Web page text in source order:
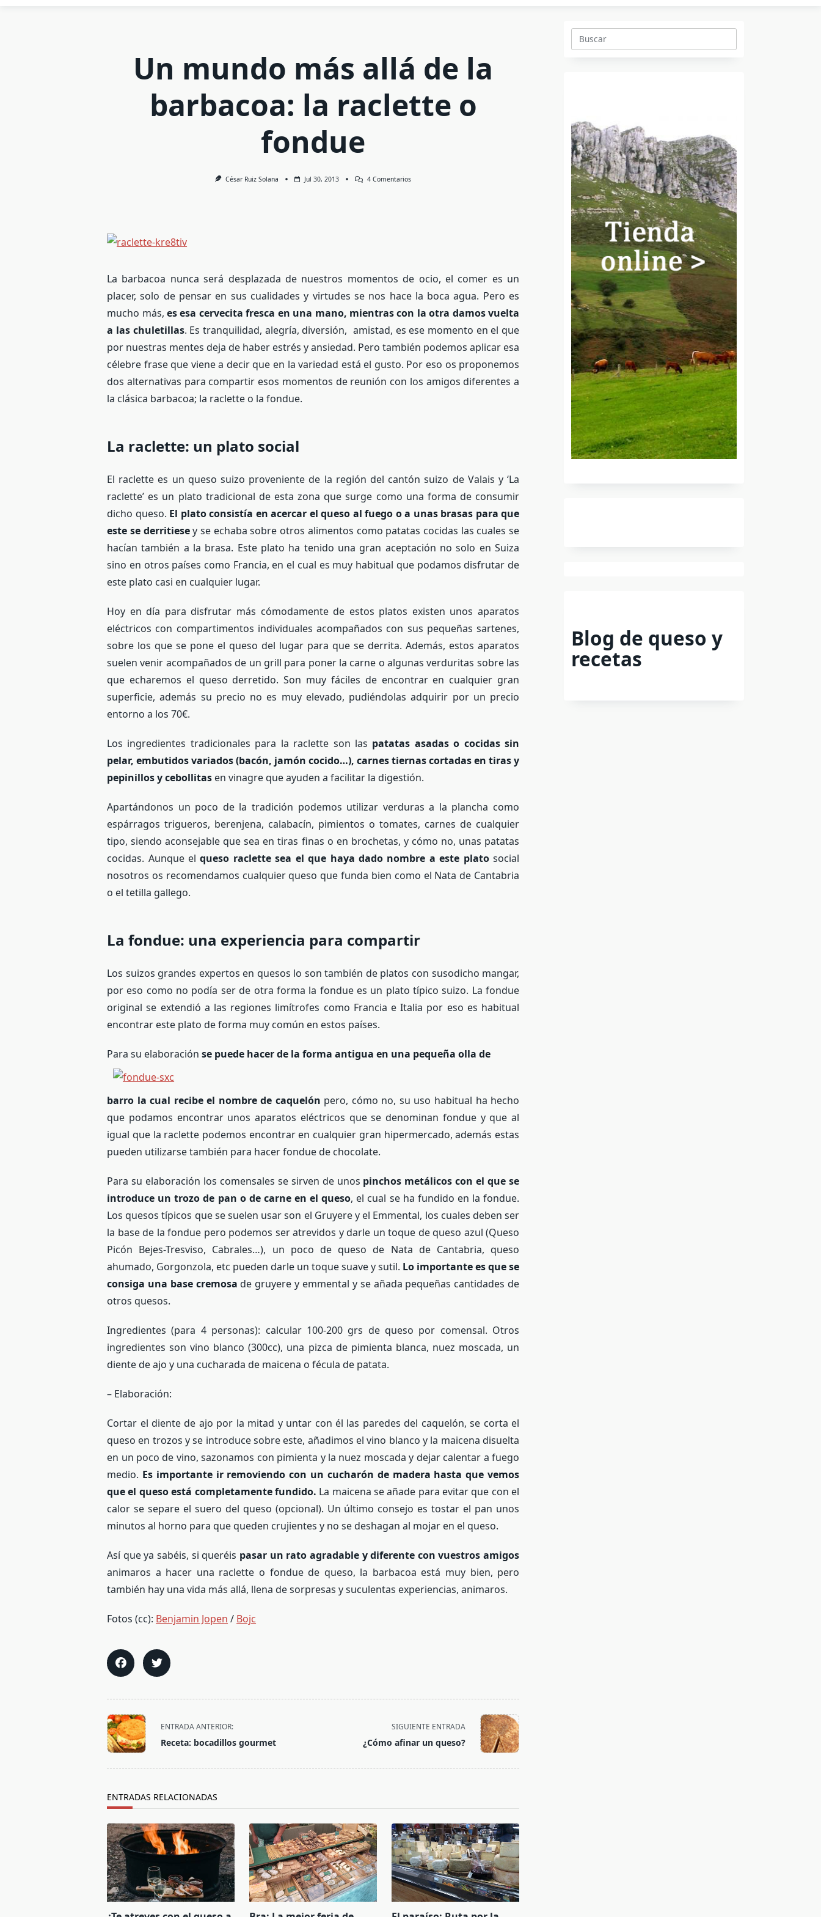
Un mundo más allá de la
barbacoa: la raclette o
fondue
César Ruiz Solana Jul 30, 2013 4 ComentariosEn
Fondue
La barbacoa nunca será desplazada de nuestros momentos de ocio, el comer es un
placer, solo de pensar en sus cualidades y virtudes se nos hace la boca agua. Pero es
mucho más, es esa cervecita fresca en una mano, mientras con la otra damos vuelta
a las chuletillas. Es tranquilidad, alegría, diversión, amistad, es ese momento en el que
por nuestras mentes deja de haber estrés y ansiedad. Pero también podemos aplicar esa
célebre frase que viene a decir que en la variedad está el gusto. Por eso os proponemos
dos alternativas para compartir esos momentos de reunión con los amigos diferentes a
la clásica barbacoa; la raclette o la fondue.
La raclette: un plato social
El raclette es un queso suizo proveniente de la región del cantón suizo de Valais y ‘La
raclette’ es un plato tradicional de esta zona que surge como una forma de consumir
dicho queso. El plato consistía en acercar el queso al fuego o a unas brasas para que
este se derritiesey se echaba sobre otros alimentos como patatas cocidas las cuales se
hacían también a la brasa. Este plato ha tenido una gran aceptación no solo en Suiza
sino en otros países como Francia, en el cual es muy habitual que podamos disfrutar de
este plato casi en cualquier lugar.
Hoy en día para disfrutar más cómodamente de estos platos existen unos aparatos
eléctricos con compartimentos individuales acompañados con sus pequeñas sartenes,
sobre los que se pone el queso del lugar para que se derrita. Además, estos aparatos
suelen venir acompañados de un grill para poner la carne o algunas verduritas sobre las
que echaremos el queso derretido. Son muy fáciles de encontrar en cualquier gran
superficie, además su precio no es muy elevado, pudiéndolas adquirir por un precio
entorno a los 70€.
Los ingredientes tradicionales para la raclette son las patatas asadas o cocidas sin
pelar, embutidos variados (bacón, jamón cocido…), carnes tiernas cortadas en tiras y
pepinillos y cebollitas en vinagre que ayuden a facilitar la digestión.
Apartándonos un poco de la tradición podemos utilizar verduras a la plancha como
espárragos trigueros, berenjena, calabacín, pimientos o tomates, carnes de cualquier
tipo, siendo aconsejable que sea en tiras finas o en brochetas, y cómo no, unas patatas
cocidas. Aunque elqueso raclette sea el que haya dado nombre a este platosocial
nosotros os recomendamos cualquier queso que funda bien como el Nata de Cantabria
o el tetilla gallego.
La fondue: una experiencia para compartir
Los suizos grandes expertos en quesos lo son también de platos con susodicho mangar,
por eso como no podía ser de otra forma la fondue es un plato típico suizo. La fondue
original se extendió a las regiones limítrofes como Francia e Italia por eso es habitual
encontrar este plato de forma muy común en estos países.
Para su elaboraciónse puede hacer de la forma antigua en una pequeña olla de
barro la cual recibe el nombre de caquelón pero, cómo no, su uso habitual ha hecho
que podamos encontrar unos aparatos eléctricos que se denominan fondue y que al
igual que la raclette podemos encontrar en cualquier gran hipermercado, además estas
pueden utilizarse también para hacer fondue de chocolate.
Para su elaboración los comensales se sirven de unos pinchos metálicos con el que se
introduce un trozo de pan o de carne en el queso, el cual se ha fundido en la fondue.
Los quesos típicos que se suelen usar son el Gruyere y el Emmental, los cuales deben ser
la base de la fondue pero podemos ser atrevidos y darle un toque de queso azul (Queso
Picón Bejes-Tresviso, Cabrales…), un poco de queso de Nata de Cantabria, queso
ahumado, Gorgonzola, etc pueden darle un toque suave y sutil. Lo importante es que se
consiga una base cremosa de gruyere y emmental y se añada pequeñas cantidades de
otros quesos.
Ingredientes (para 4 personas): calcular 100-200 grs de queso por comensal. Otros
ingredientes son vino blanco (300cc), una pizca de pimienta blanca, nuez moscada, un
diente de ajo y una cucharada de maicena o fécula de patata.
– Elaboración:
Cortar el diente de ajo por la mitad y untar con él las paredes del caquelón, se corta el
queso en trozos y se introduce sobre este, añadimos el vino blanco y la maicena disuelta
en un poco de vino, sazonamos con pimienta y la nuez moscada y dejar calentar a fuego
medio. Es importante ir removiendo con un cucharón de madera hasta que vemos
que el queso está completamente fundido. La maicena se añade para evitar que con el
calor se separe el suero del queso (opcional). Un último consejo es tostar el pan unos
minutos al horno para que queden crujientes y no se deshagan al mojar en el queso.
Así que ya sabéis, si queréis pasar un rato agradable y diferente con vuestros amigos
animaros a hacer una raclette o fondue de queso, la barbacoa está muy bien, pero
también hay una vida más allá, llena de sorpresas y suculentas experiencias, animaros.
Fotos (cc): Benjamin Jopen / Bojc
<span
class="nav-
subtitle
screen-
text">Página</span>
ENTRADA ANTERIOR:
Receta: bocadillos gourmet
SIGUIENTE ENTRADA
¿Cómo afinar un queso?
ENTRADAS RELACIONADAS
Buscar:
Blog de queso y
recetas